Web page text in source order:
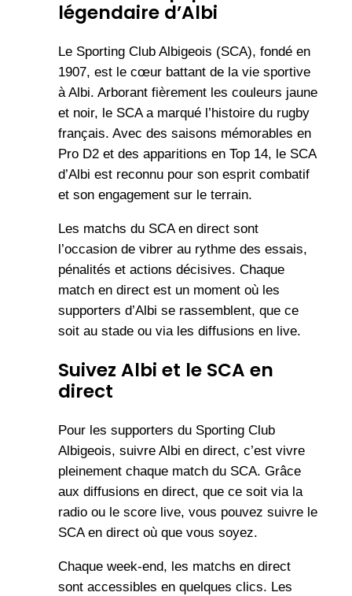
légendaire d’Albi
Le Sporting Club Albigeois (SCA), fondé en
1907, est le cœur battant de la vie sportive
à Albi. Arborant fièrement les couleurs jaune
et noir, le SCA a marqué l’histoire du rugby
français. Avec des saisons mémorables en
Pro D2 et des apparitions en Top 14, le SCA
d’Albi est reconnu pour son esprit combatif
et son engagement sur le terrain.
Les matchs du SCA en direct sont
l’occasion de vibrer au rythme des essais,
pénalités et actions décisives. Chaque
match en direct est un moment où les
supporters d’Albi se rassemblent, que ce
soit au stade ou via les diffusions en live.
Suivez Albi et le SCA en
direct
Pour les supporters du Sporting Club
Albigeois, suivre Albi en direct, c’est vivre
pleinement chaque match du SCA. Grâce
aux diffusions en direct, que ce soit via la
radio ou le score live, vous pouvez suivre le
SCA en direct où que vous soyez.
Chaque week-end, les matchs en direct
sont accessibles en quelques clics. Les